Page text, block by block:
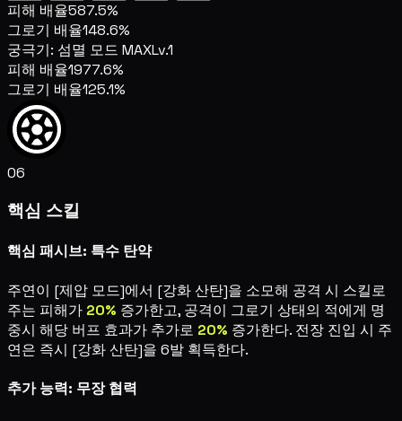
피해 배율587.5%
그로기 배율148.6%
궁극기: 섬멸 모드 MAXLv.1
피해 배율1977.6%
그로기 배율125.1%
06
핵심 스킬
핵심 패시브: 특수 탄약
주연이 [제압 모드]에서 [강화 산탄]을 소모해 공격 시 스킬로
주는 피해가 20% 증가한고, 공격이 그로기 상태의 적에게 명
중시 해당 버프 효과가 추가로 20% 증가한다. 전장 진입 시 주
연은 즉시 [강화 산탄]을 6발 획득한다.
추가 능력: 무장 협력